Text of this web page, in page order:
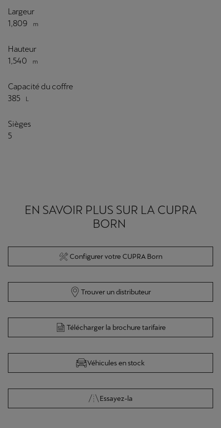
Largeur
1,809
m
Hauteur
1,540
m
Capacité du coffre
385
L
Sièges
5
EN SAVOIR PLUS SUR LA CUPRA
BORN
Configurer votre CUPRA Born
Trouver un distributeur
Télécharger la brochure tarifaire
Véhicules en stock
Essayez-la